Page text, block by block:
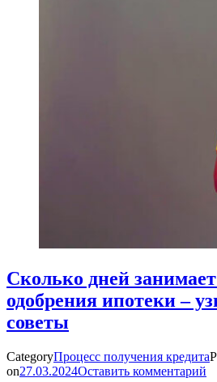
Сколько дней
одобрения ипотеки –
советы
CategoryПроцесс получения кредита
on27.03.2024Оставить комментарий